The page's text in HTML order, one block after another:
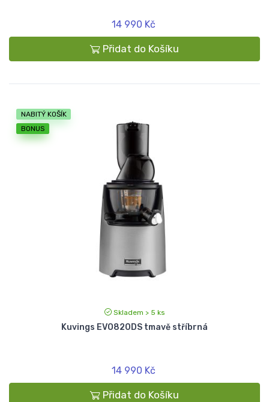
14 990 Kč
Přidat do Košíku
NABITÝ KOŠÍK
BONUS
Skladem > 5 ks
Kuvings EVO820DS tmavě stříbrná
14 990 Kč
Přidat do Košíku